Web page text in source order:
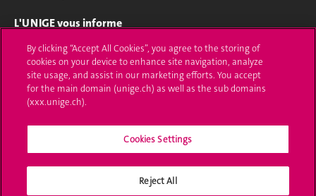
L'UNIGE vous informe
UNIGE Mobile
Médias
Offres d'emploi
Calendrier académique
By clicking “Accept All Cookies”, you agree to the storing of
cookies on your device to enhance site navigation, analyze
site usage, and assist in our marketing efforts. You accept
for the main domain (unige.ch) as well as the sub domains
(xxx.unige.ch).
Cookies Settings
Reject All